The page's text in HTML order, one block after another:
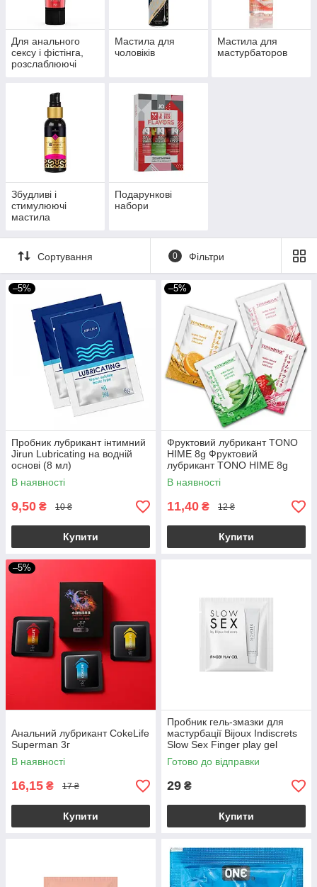
Для анального
сексу і фістінга,
розслаблюючі
Мастила для
чоловіків
Мастила для
мастурбаторов
Збудливі і
стимулюючі
мастила
Подарункові
набори
Сортування 0 Фільтри
–5%
Пробник лубрикант інтимний
Jirun Lubricating на водній
основі (8 мл)
В наявності
9,50 ₴ 10 ₴
Купити
–5%
Фруктовий лубрикант TONO
HIME 8g Фруктовий
лубрикант TONO HIME 8g
В наявності
11,40 ₴ 12 ₴
Купити
–5%
Анальний лубрикант CokeLife
Superman 3г
В наявності
16,15 ₴ 17 ₴
Купити
Пробник гель-змазки для
мастурбації Bijoux Indiscrets
Slow Sex Finger play gel
Готово до відправки
29 ₴
Купити